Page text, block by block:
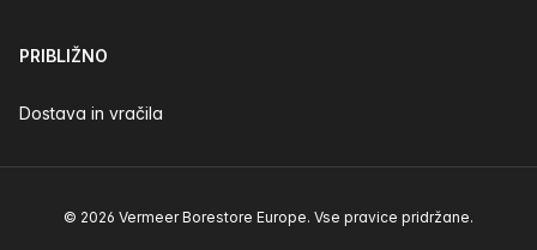
PRIBLIŽNO
Dostava in vračila
© 2026 Vermeer Borestore Europe. Vse pravice pridržane.